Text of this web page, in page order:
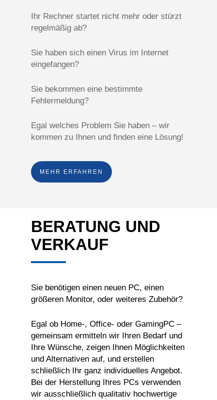
Ihr Rechner startet nicht mehr oder stürzt
regelmäßig ab?
Sie haben sich einen Virus im Internet
eingefangen?
Sie bekommen eine bestimmte
Fehlermeldung?
Egal welches Problem Sie haben – wir
kommen zu Ihnen und finden eine Lösung!
MEHR ERFAHREN
BERATUNG UND
VERKAUF
Sie benötigen einen neuen PC, einen
größeren Monitor, oder weiteres Zubehör?
Egal ob Home-, Office- oder GamingPC –
gemeinsam ermitteln wir Ihren Bedarf und
Ihre Wünsche, zeigen Ihnen Möglichkeiten
und Alternativen auf, und erstellen
schließlich Ihr ganz individuelles Angebot.
Bei der Herstellung Ihres PCs verwenden
wir ausschließlich qualitativ hochwertige